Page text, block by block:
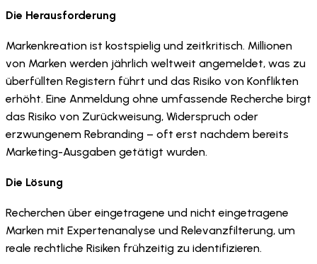
Die Herausforderung
Markenkreation ist kostspielig und zeitkritisch. Millionen
von Marken werden jährlich weltweit angemeldet, was zu
überfüllten Registern führt und das Risiko von Konflikten
erhöht. Eine Anmeldung ohne umfassende Recherche birgt
das Risiko von Zurückweisung, Widerspruch oder
erzwungenem Rebranding – oft erst nachdem bereits
Marketing-Ausgaben getätigt wurden.
Die Lösung
Recherchen über eingetragene und nicht eingetragene
Marken mit Expertenanalyse und Relevanzfilterung, um
reale rechtliche Risiken frühzeitig zu identifizieren.